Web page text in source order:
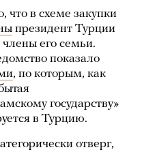
в схеме закупки
президент Турции
его семьи.
показало
, по которым, как
государству»
в Турцию.
отверг,